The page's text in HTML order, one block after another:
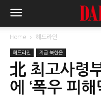
Home 헤드라인
헤드라인 지금 북한은
北 최고사령
에 ‘폭우 피해